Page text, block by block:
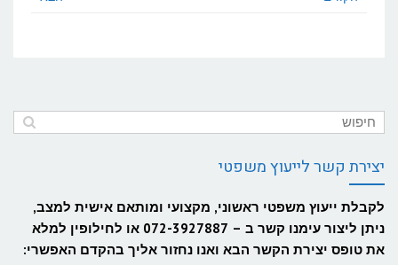
יצירת קשר לייעוץ משפטי
לקבלת ייעוץ משפטי ראשוני, מקצועי ומותאם אישית למצב,
ניתן ליצור עימנו קשר ב – 072-3927887 או לחילופין למלא
את טופס יצירת הקשר הבא ואנו נחזור אליך בהקדם האפשרי: